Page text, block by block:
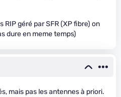
géré par SFR (XP fibre) on
dure en meme temps)
mais pas les antennes à priori.